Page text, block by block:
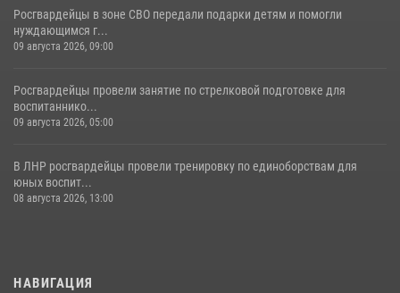
Росгвардейцы в зоне СВО передали подарки детям и помогли
нуждающимся г...
09 августа 2026, 09:00
Росгвардейцы провели занятие по стрелковой подготовке для
воспитаннико...
09 августа 2026, 05:00
В ЛНР росгвардейцы провели тренировку по единоборствам для
юных воспит...
08 августа 2026, 13:00
НАВИГАЦИЯ